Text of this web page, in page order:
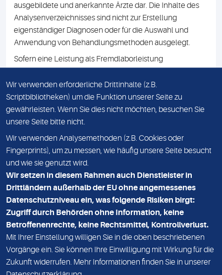
ausgebildete und anerkannte Ärzte dar. Die Inhalte des
Analysenverzeichnisses sind nicht zur Erstellung
eigenständiger Diagnosen oder für die Auswahl und
Anwendung von Behandlungsmethoden ausgelegt.
Sofern eine Leistung als Fremdlaborleistung
Namen des Fremdlabors mit. Mit der Beauftragung der
Fremdlaborleistung erklären Sie sich mit dieser
Vereinbarung einverstanden.
DATENSCHUTZ
KONTAKT
NEWSLETTER
ADRESSE
MVZ Medizinisches Labor Nord MLN GmbH
Essener Straße 108
22419 Hamburg
Wir verwenden erforderliche Drittinhalte (z.B.
Scriptbibliotheken) um die Funktion unserer Seite zu
gewährleisten. Wenn Sie dies nicht möchten, besuchen Sie
unsere Seite bitte nicht.
Wir verwenden Analysemethoden (z.B. Cookies oder
Fingerprints), um zu messen, wie häufig unsere Seite besucht
und wie sie genutzt wird.
Wir setzen in diesem Rahmen auch Dienstleister in
Drittländern außerhalb der EU ohne angemessenes
Datenschutzniveau ein, was folgende Risiken birgt:
Zugriff durch Behörden ohne Information, keine
Betroffenenrechte, keine Rechtsmittel, Kontrollverlust.
Mit Ihrer Einstellung willigen Sie in die oben beschriebenen
Vorgänge ein. Sie können Ihre Einwilligung mit Wirkung für die
Zukunft widerrufen. Mehr Informationen finden Sie in unserer